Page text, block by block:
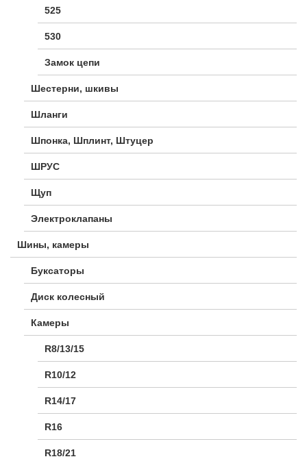
525
530
Замок цепи
Шестерни, шкивы
Шланги
Шпонка, Шплинт, Штуцер
ШРУС
Щуп
Электроклапаны
Шины, камеры
Буксаторы
Диск колесный
Камеры
R8/13/15
R10/12
R14/17
R16
R18/21